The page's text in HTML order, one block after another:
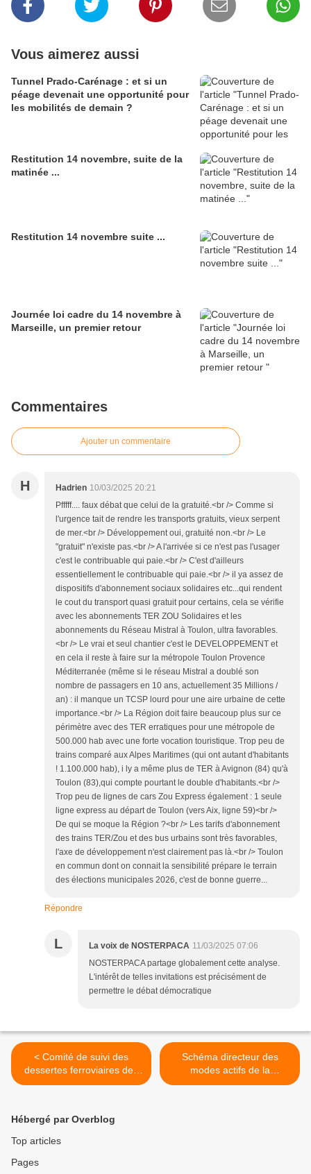
Vous aimerez aussi
Tunnel Prado-Carénage : et si un
péage devenait une opportunité pour
les mobilités de demain ?
Restitution 14 novembre, suite de la
matinée ...
Restitution 14 novembre suite ...
Journée loi cadre du 14 novembre à
Marseille, un premier retour
Commentaires
Ajouter un commentaire
H Hadrien 10/03/2025 20:21
Pfffff.... faux débat que celui de la gratuité.<br /> Comme si
l'urgence tait de rendre les transports gratuits, vieux serpent
de mer.<br /> Développement oui, gratuité non.<br /> Le
"gratuit" n'existe pas.<br /> A l'arrivée si ce n'est pas l'usager
c'est le contribuable qui paie.<br /> C'est d'ailleurs
essentiellement le contribuable qui paie.<br /> il ya assez de
dispositifs d'abonnement sociaux solidaires etc...qui rendent
le cout du transport quasi gratuit pour certains, cela se vérifie
avec les abonnements TER ZOU Solidaires et les
abonnements du Réseau Mistral à Toulon, ultra favorables.
<br /> Le vrai et seul chantier c'est le DEVELOPPEMENT et
en cela il reste à faire sur la métropole Toulon Provence
Méditerranée (même si le réseau Mistral a doublé son
nombre de passagers en 10 ans, actuellement 35 Millions /
an) : il manque un TCSP lourd pour une aire urbaine de cette
importance.<br /> La Région doit faire beaucoup plus sur ce
périmètre avec des TER erratiques pour une métropole de
500.000 hab avec une forte vocation touristique. Trop peu de
trains comparé aux Alpes Maritimes (qui ont autant d'habitants
! 1.100.000 hab), i ly a même plus de TER à Avignon (84) qu'à
Toulon (83),qui compte pourtant le double d'habitants.<br />
Trop peu de lignes de cars Zou Express également : 1 seule
ligne express au départ de Toulon (vers Aix, ligne 59)<br />
De qui se moque la Région ?<br /> Les tarifs d'abonnement
des trains TER/Zou et des bus urbains sont très favorables,
l'axe de développement n'est clairement pas là.<br /> Toulon
en commun dont on connait la sensibilité prépare le terrain
des élections municipales 2026, c'est de bonne guerre...
Répondre
L La voix de NOSTERPACA 11/03/2025 07:06
NOSTERPACA partage globalement cette analyse.
L'intérêt de telles invitations est précisément de
permettre le débat démocratique
< Comité de suivi des
dessertes ferroviaires des
lignes Paris-Briançon et
Schéma directeur des
modes actifs de la
Métropole Aix-Marseille-
Hébergé par Overblog
Top articles
Pages